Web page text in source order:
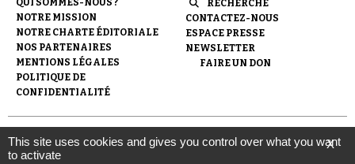
Demander à Vera
QUI SOMMES-NOUS ?
NOTRE MISSION
NOTRE CHARTE ÉDITORIALE
NOS PARTENAIRES
MENTIONS LÉGALES
POLITIQUE DE
CONFIDENTIALITÉ
RECHERCHE
CONTACTEZ-NOUS
ESPACE PRESSE
NEWSLETTER
FAIRE UN DON
© 2007- 2026 Conspiracy Watch | Une réalisation de
l'Observatoire du conspirationnisme (association loi de 1901) avec
le soutien de la Fondation pour la Mémoire de la Shoah.
X
This site uses cookies and gives you control over what you want
to activate